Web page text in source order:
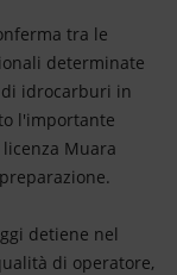
tra le
determinate
idrocarburi in
l'importante
Muara
detiene nel
di operatore,